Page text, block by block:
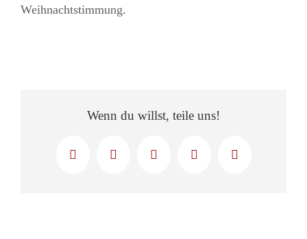
Weihnachtstimmung.
Wenn du willst, teile uns!
Facebook
X LinkedInWhatsApp
E-